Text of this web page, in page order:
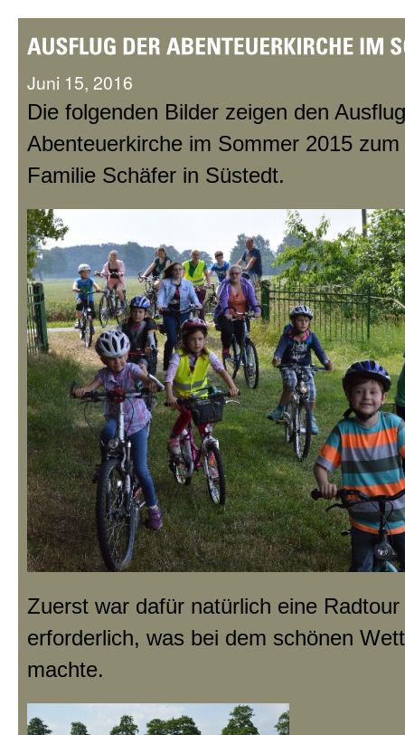
Juni 15, 2016
Die folgenden Bilder zeigen den
Abenteuerkirche im Sommer 2015
Familie Schäfer in Süstedt.
Zuerst war dafür natürlich eine
erforderlich, was bei dem schönen
machte.